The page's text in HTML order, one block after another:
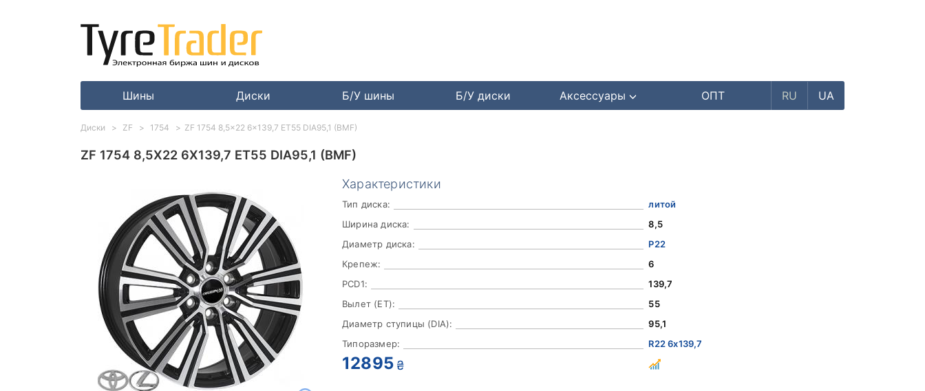
Шины Диски Б/У шины Б/У диски Аксессуары ОПТ RU UA
ZF 1754 8,5X22 6X139,7 ET55 DIA95,1 (BMF)
Характеристики
Тип диска:
литой
Ширина диска:
8,5
Диаметр диска:
Р22
Крепеж:
6
PCD1:
139,7
Вылет (ET):
55
Диаметр ступицы (DIA):
95,1
Типоразмер:
R22 6x139,7
12895 ₴
Диски ZF 1754 ZF 1754 8,5x22 6x139,7 ET55 DIA95,1 (BMF)